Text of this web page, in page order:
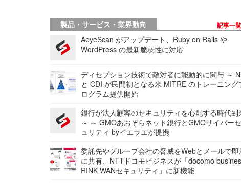
製品・サービス・業界動向 記事一
AeyeScan がアップデート、Ruby on Rails や
WordPress の最新脆弱性に対応
ディセプション技術で敵対者に能動的に関与 ～
と CDI が民間初となる米 MITRE のトレーニング
ログラム提供開始
銀行が法人顧客のセキュリティを心配する時代到
～ ～ GMOあおぞらネット銀行とGMOサイバー
ュリティ byイエラエが提携
委託先やグループ会社の脅威をWebとメールで即
に共有、NTTドコモビジネスが「docomo
RINK WANセキュリティ」に新機能